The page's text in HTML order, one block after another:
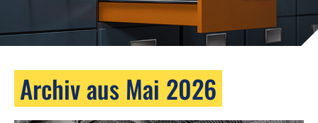
Archiv aus Mai 2026